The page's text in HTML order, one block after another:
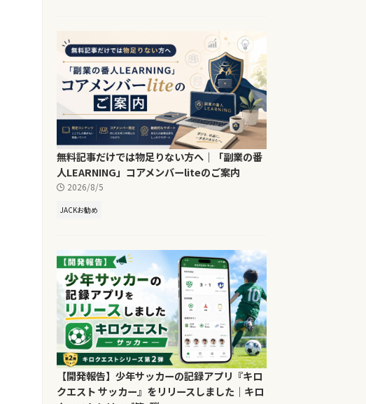
無料記事だけでは物足りない方へ｜「副業の番
人LEARNING」コアメンバーliteのご案内
2026/8/5
JACKお勧め
【開発報告】少年サッカーの記録アプリ『キロ
クエスト サッカー』をリリースしました｜キロ